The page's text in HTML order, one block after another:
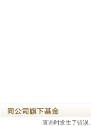
查询时发生了错误